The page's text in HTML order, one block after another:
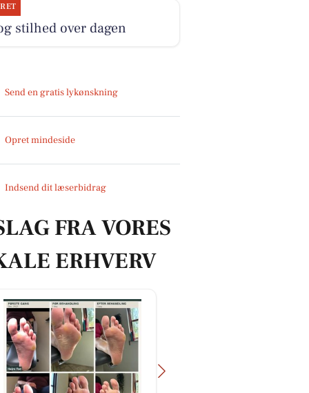
stilhed over dagen
Send en gratis lykønskning
Opret mindeside
Indsend dit læserbidrag
FRA VORES
ERHVERV